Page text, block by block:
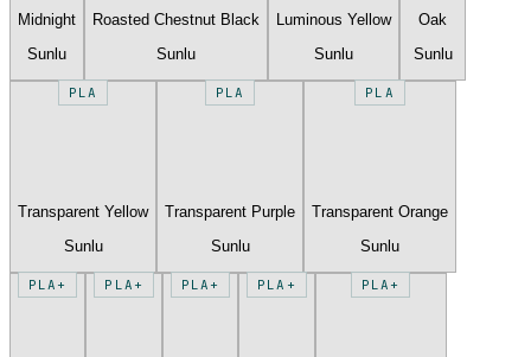
Midnight
Sunlu
Roasted Chestnut Black
Sunlu
Luminous Yellow
Sunlu
Oak
Sunlu
PLA
Transparent Yellow
Sunlu
PLA
Transparent Purple
Sunlu
PLA
Transparent Orange
Sunlu
PLA+ PLA+ PLA+ PLA+ PLA+